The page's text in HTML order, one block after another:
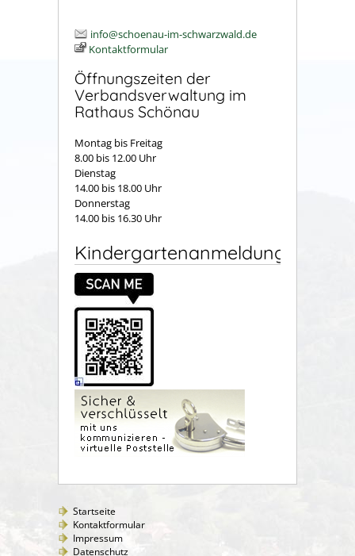
info@schoenau-im-schwarzwald.de
Kontaktformular
Öffnungszeiten der
Verbandsverwaltung im
Rathaus Schönau
Montag bis Freitag
8.00 bis 12.00 Uhr
Dienstag
14.00 bis 18.00 Uhr
Donnerstag
14.00 bis 16.30 Uhr
Kindergartenanmeldung
Startseite
Kontaktformular
Impressum
Datenschutz